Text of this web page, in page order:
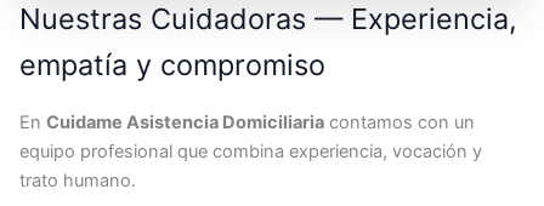
Nuestras Cuidadoras — Experiencia,
empatía y compromiso
En Cuidame Asistencia Domiciliaria contamos con un
equipo profesional que combina experiencia, vocación y
trato humano.